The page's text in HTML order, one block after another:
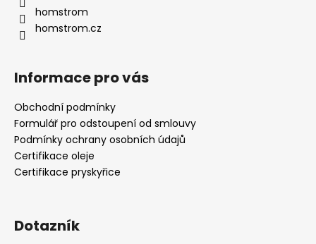
homstrom
homstrom.cz
Informace pro vás
Obchodní podmínky
Formulář pro odstoupení od smlouvy
Podmínky ochrany osobních údajů
Certifikace oleje
Certifikace pryskyřice
Dotazník